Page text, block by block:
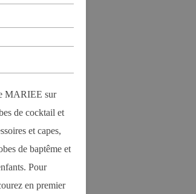
MARIEE sur
de cocktail et
et capes,
de baptême et
Pour
en premier